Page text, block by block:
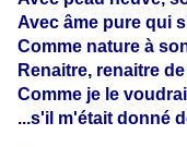
Avec âme pure qui
Comme nature à
Renaitre, renaitre
Comme je le
...s'il m'était donné